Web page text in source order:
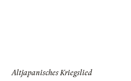
Altjapanisches Kriegslied